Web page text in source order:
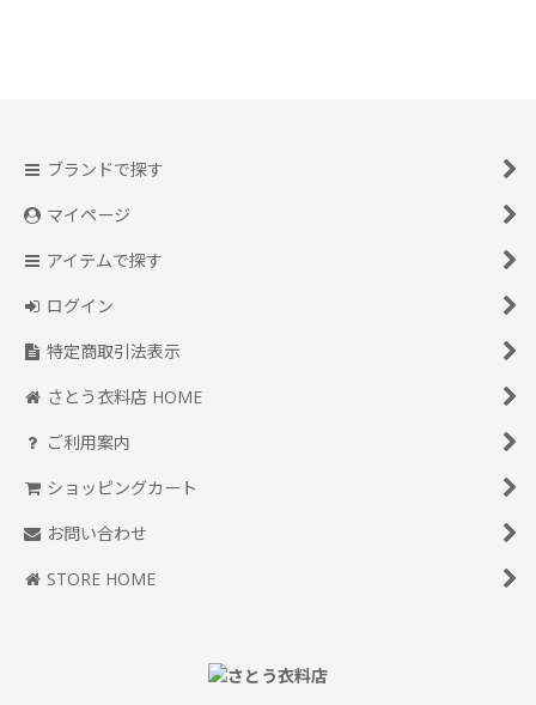
ブランドで探す
マイページ
アイテムで探す
ログイン
特定商取引法表示
さとう衣料店 HOME
ご利用案内
ショッピングカート
お問い合わせ
STORE HOME